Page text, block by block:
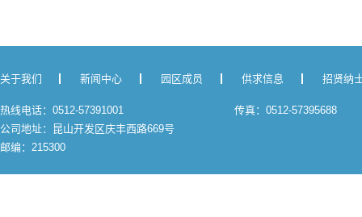
关于我们 新闻中心 园区成员 供求信息 招贤纳
热线电话：0512-57391001
传真：0512-57395688
公司地址：昆山开发区庆丰西路669号
邮编：215300